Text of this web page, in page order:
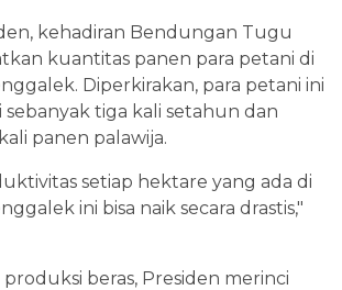
kehadiran Bendungan Tugu
kuantitas panen para petani di
Diperkirakan, para petani ini
sebanyak tiga kali setahun dan
panen palawija.
setiap hektare yang ada di
ini bisa naik secara drastis,"
beras, Presiden merinci